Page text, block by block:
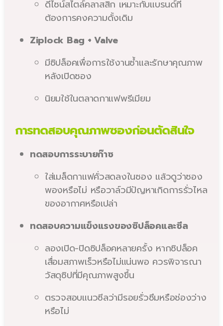
ดีไซน์สไตล์คลาสสิก เหมาะกับแบรนด์ที่
ต้องการคงความดั้งเดิม
Ziplock Bag + Valve
มีซิปล็อคเพื่อการใช้งานซ้ำและรักษาคุณภาพ
หลังเปิดซอง
นิยมใช้ในตลาดกาแฟพรีเมียม
การทดสอบคุณภาพซองก่อนตัดสินใจ
ทดสอบการระบายก๊าซ
ใส่เมล็ดกาแฟคั่วสดลงในซอง แล้วดูว่าซอง
พองหรือไม่ หรือวาล์วมีปัญหาเกิดการรั่วไหล
ของอากาศหรือเปล่า
ทดสอบความแข็งแรงของซิปล็อคและซีล
ลองเปิด-ปิดซิปล็อคหลายครั้ง หากซิปล็อค
เสื่อมสภาพเร็วหรือไม่แน่นพอ ควรพิจารณา
วัสดุซิปที่มีคุณภาพสูงขึ้น
ตรวจสอบแนวซีลว่ามีรอยรั่วซึมหรือช่องว่าง
หรือไม่